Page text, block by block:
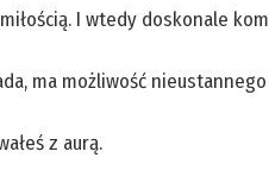
I wtedy doskonale
ma możliwość
z aurą.